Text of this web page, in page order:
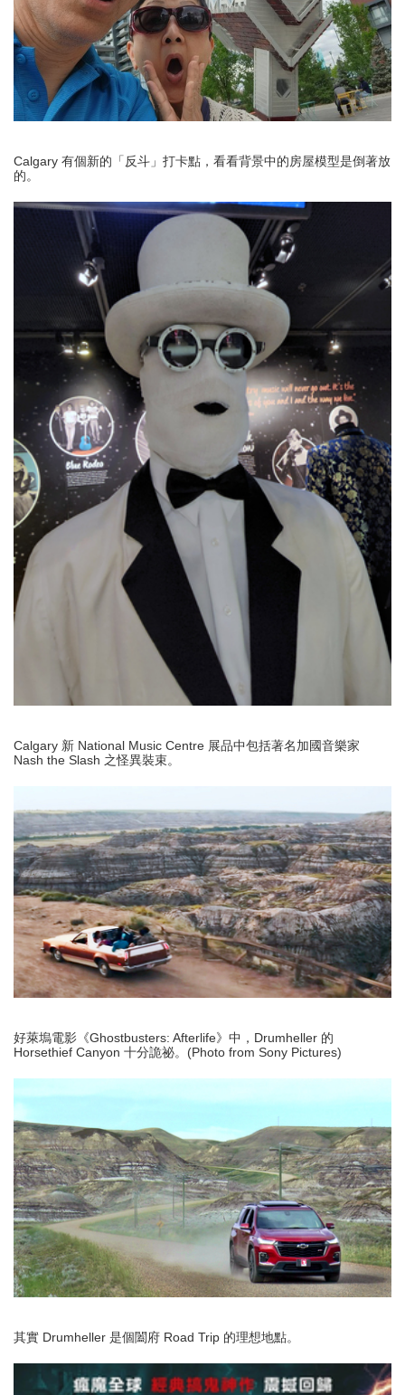
Calgary 有個新的「反斗」打卡點，看看背景中的房屋模型是倒著放
的。
Calgary 新 National Music Centre 展品中包括著名加國音樂家
Nash the Slash 之怪異裝束。
好萊塢電影《Ghostbusters: Afterlife》中，Drumheller 的
Horsethief Canyon 十分詭祕。(Photo from Sony Pictures)
其實 Drumheller 是個闔府 Road Trip 的理想地點。